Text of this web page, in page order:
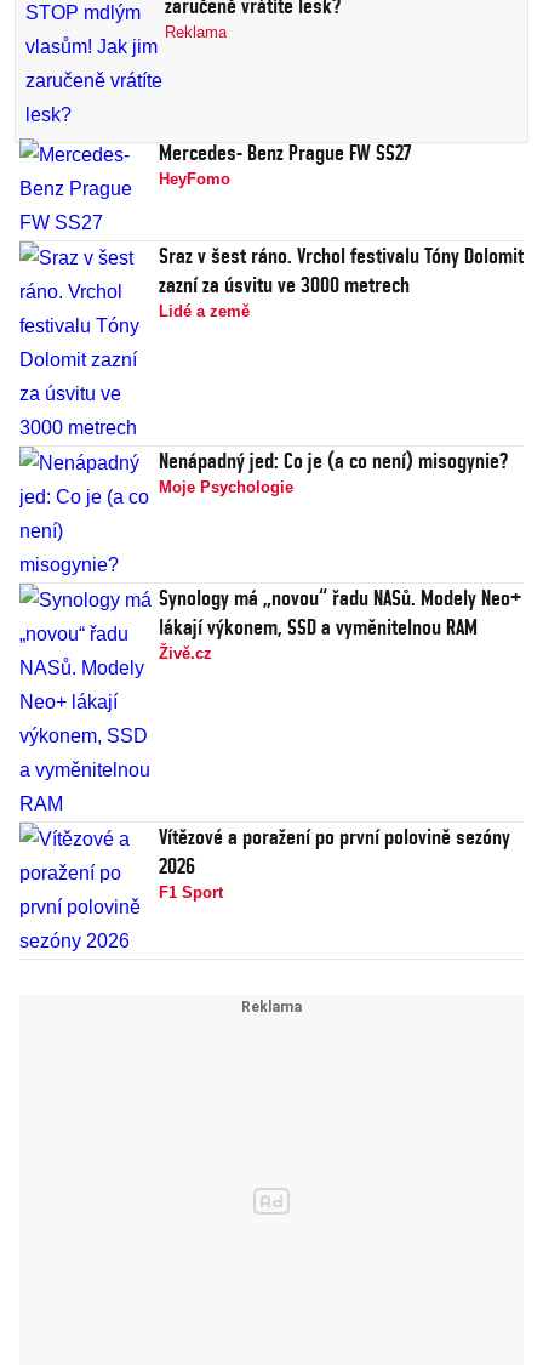
zaručeně vrátíte lesk?
Reklama
Mercedes- Benz Prague FW SS27
HeyFomo
Sraz v šest ráno. Vrchol festivalu Tóny Dolomit
zazní za úsvitu ve 3000 metrech
Lidé a země
Nenápadný jed: Co je (a co není) misogynie?
Moje Psychologie
Synology má „novou“ řadu NASů. Modely Neo+
lákají výkonem, SSD a vyměnitelnou RAM
Živě.cz
Vítězové a poražení po první polovině sezóny
2026
F1 Sport